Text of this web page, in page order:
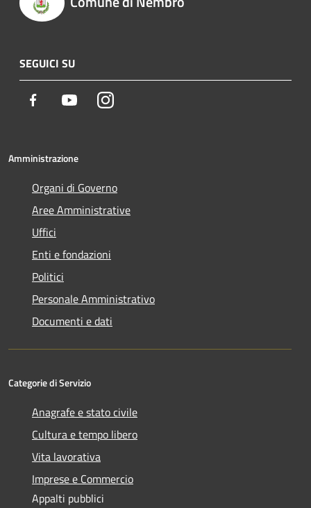
SEGUICI SU
Facebook YoutubeInstagram
Amministrazione
Organi di Governo
Aree Amministrative
Uffici
Enti e fondazioni
Politici
Personale Amministrativo
Documenti e dati
Categorie di Servizio
Anagrafe e stato civile
Cultura e tempo libero
Vita lavorativa
Imprese e Commercio
Appalti pubblici